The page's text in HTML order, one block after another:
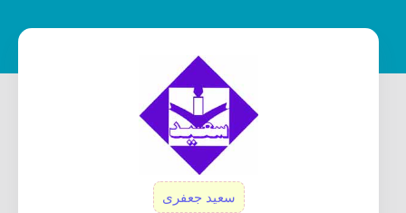
سعید جعفری